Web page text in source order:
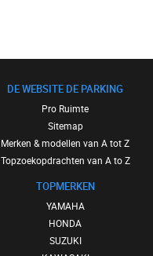
DE WEBSITE DE PARKING
Pro Ruimte
Sitemap
Merken & modellen van A tot Z
Topzoekopdrachten van A to Z
TOPMERKEN
YAMAHA
HONDA
SUZUKI